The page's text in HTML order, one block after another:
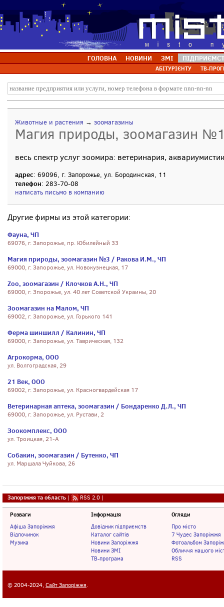
ГОЛОВНА НОВИНИ ЗМІ
АБІТУРІЄНТУ ТВ-
Животные и растения → зоомагазины
Магия природы, зоомагазин
весь спектр услуг зоомира: ветеринария,
адрес: 69096, г. Запорожье, ул. Бородинская, 11
телефон: 283-70-08
написать письмо в компанию
Другие фирмы из этой категории:
Фауна, ЧП
69076, г. Запорожье, пр. Юбилейный 33
Магия природы, зоомагазин №3 / Ракова И.М., ЧП
69000, г. Запорожье, ул. Новокузнецкая, 17
Zoo, зоомагазин / Клочков А.Н., ЧП
69000, г. Зпорожье, ул. 40 лет Советской Украины, 20
Зоомагазин на Малом, ЧП
69002, г. Запорожье, ул. Горького 141
Ферма шиншилл / Калинин, ЧП
69000, г. Запорожье, ул. Таврическая, 132
Агрокорма, ООО
ул. Волгоградская, 29
21 Век, ООО
69002, г. Запорожье, ул. Красногвардейская 17
Ветеринарная аптека, зоомагазин / Бондаренко Д.Л., ЧП
69000, г. Запорожье, ул. Рустави, 2
Зоокомплекс, ООО
ул. Троицкая, 21-А
Собакин, зоомагазин / Бутенко, ЧП
ул. Маршала Чуйкова, 26
Запоріжжя та область | RSS 2.0 |
Розваги
Афіша Запоріжжя
Відпочинок
Музика
Інформація
Довідник підприємств
Каталог сайтів
Новини Запоріжжя
Новини ЗМІ
ТВ-програма
Огляди
Про місто
7 Чудес Запоріжжя
Фотоальбом
Обличчя нашого
RSS
© 2004-2024, Сайт Запоріжжя.